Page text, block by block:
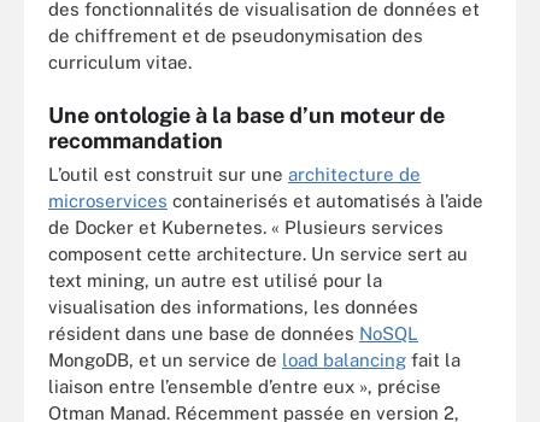
des fonctionnalités de visualisation de données et
de chiffrement et de pseudonymisation des
curriculum vitae.
Une ontologie à la base d’un moteur de
recommandation
L’outil est construit sur une architecture de
microservices containerisés et automatisés à l’aide
de Docker et Kubernetes. « Plusieurs services
composent cette architecture. Un service sert au
text mining, un autre est utilisé pour la
visualisation des informations, les données
résident dans une base de données NoSQL
MongoDB, et un service de load balancing fait la
liaison entre l’ensemble d’entre eux », précise
Otman Manad. Récemment passée en version 2,